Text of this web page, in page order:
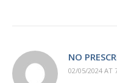
NO
02/05/2024 AT